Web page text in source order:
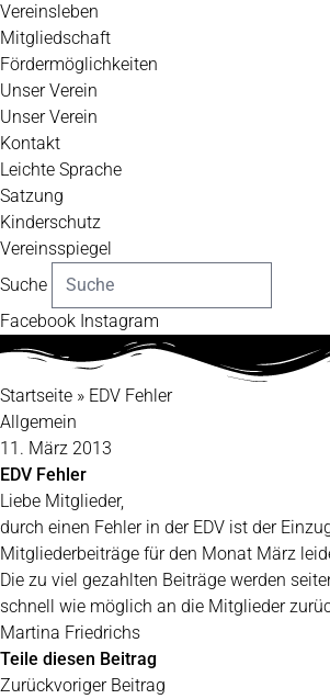
Vereinsleben
Mitgliedschaft
Fördermöglichkeiten
Unser Verein
Unser Verein
Kontakt
Leichte Sprache
Satzung
Kinderschutz
Vereinsspiegel
Suche
Facebook Instagram
Startseite » EDV Fehler
Allgemein
11. März 2013
EDV Fehler
Liebe Mitglieder,
durch einen Fehler in der EDV ist der
Mitgliederbeiträge für den Monat März
Die zu viel gezahlten Beiträge werden
schnell wie möglich an die Mitglieder
Martina Friedrichs
Teile diesen Beitrag
Zurückvoriger Beitrag